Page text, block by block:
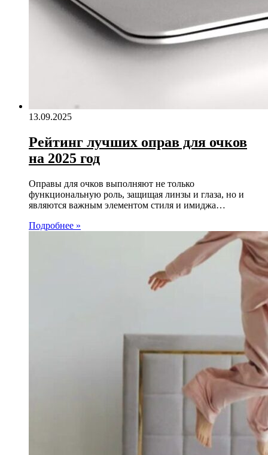
13.09.2025
Рейтинг лучших оправ для очков
на 2025 год
Оправы для очков выполняют не только
функциональную роль, защищая линзы и глаза, но и
являются важным элементом стиля и имиджа…
Подробнее »